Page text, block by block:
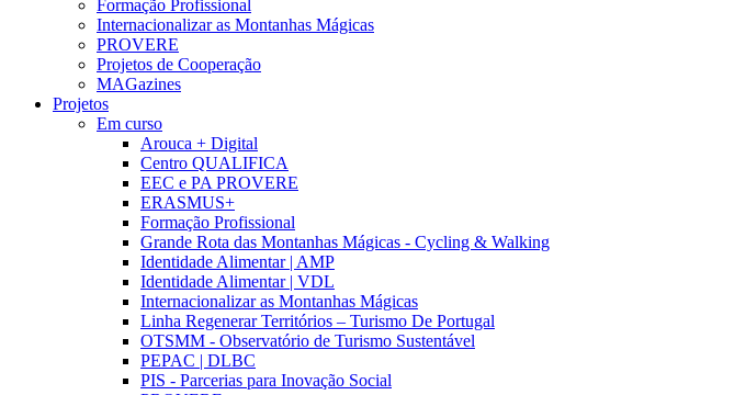
Formação Profissional
Internacionalizar as Montanhas Mágicas
PROVERE
Projetos de Cooperação
MAGazines
Projetos
Em curso
Arouca + Digital
Centro QUALIFICA
EEC e PA PROVERE
ERASMUS+
Formação Profissional
Grande Rota das Montanhas Mágicas - Cycling & Walking
Identidade Alimentar | AMP
Identidade Alimentar | VDL
Internacionalizar as Montanhas Mágicas
Linha Regenerar Territórios – Turismo De Portugal
OTSMM - Observatório de Turismo Sustentável
PEPAC | DLBC
PIS - Parcerias para Inovação Social